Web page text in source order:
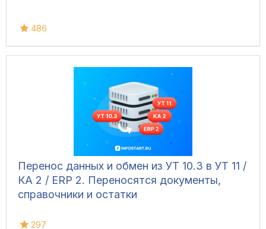
486
Перенос данных и обмен из УТ 10.3 в УТ 11 /
КА 2 / ERP 2. Переносятся документы,
справочники и остатки
297